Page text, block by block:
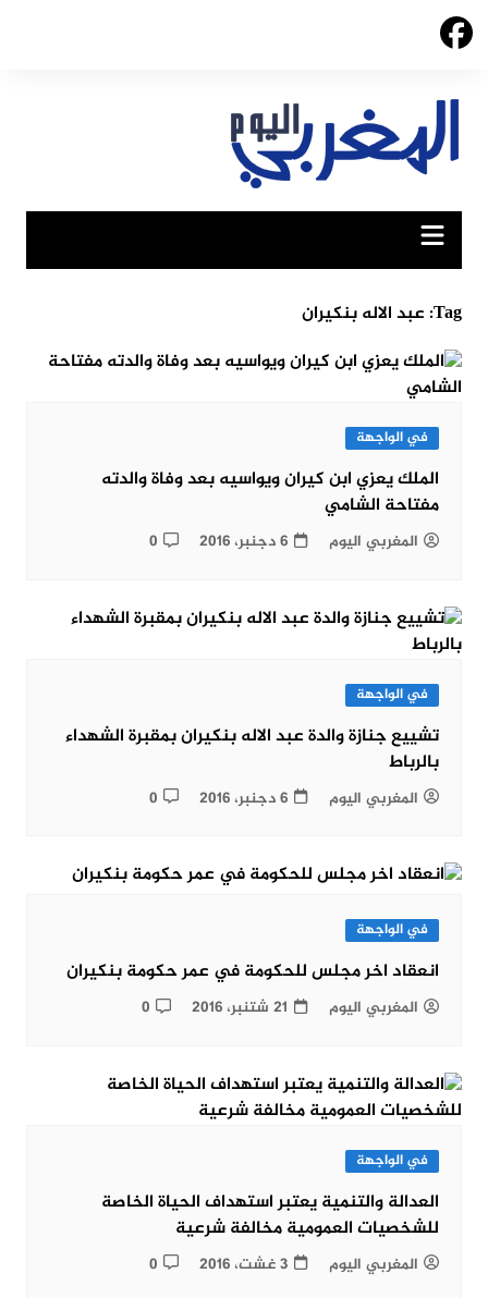
Skip
Tag: عبد الاله بنكيران
في الواجهة
الملك يعزي ابن كيران ويواسيه بعد وفاة والدته
مفتاحة الشامي
المغربي اليوم 6 دجنبر، 2016 0
في الواجهة
تشييع جنازة والدة عبد الاله بنكيران بمقبرة الشهداء
بالرباط
المغربي اليوم 6 دجنبر، 2016 0
في الواجهة
انعقاد اخر مجلس للحكومة في عمر حكومة بنكيران
المغربي اليوم 21 شتنبر، 2016 0
في الواجهة
العدالة والتنمية يعتبر استهداف الحياة الخاصة
للشخصيات العمومية مخالفة شرعية
المغربي اليوم 3 غشت، 2016 0